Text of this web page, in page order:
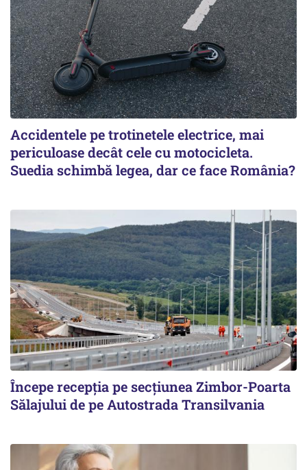
Accidentele pe trotinetele electrice, mai
periculoase decât cele cu motocicleta.
Suedia schimbă legea, dar ce face România?
Începe recepţia pe secţiunea Zimbor-Poarta
Sălajului de pe Autostrada Transilvania